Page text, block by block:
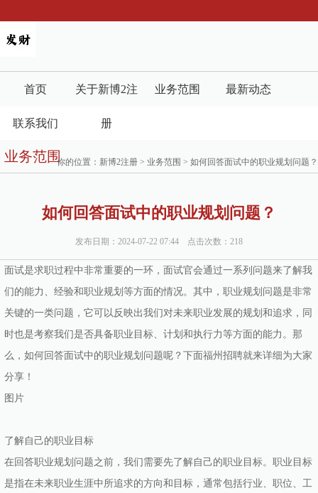
首页 关于新博2注
册
业务范围 最新动态
联系我们
业务范围你的位置： 新博2注册 > 业务范围 > 如何回答面试中的职业规划问题？
如何回答面试中的职业规划问题？
发布日期：2024-07-22 07:44 点击次数：218
面试是求职过程中非常重要的一环，面试官会通过一系列问题来了解我
们的能力、经验和职业规划等方面的情况。其中，职业规划问题是非常
关键的一类问题，它可以反映出我们对未来职业发展的规划和追求，同
时也是考察我们是否具备职业目标、计划和执行力等方面的能力。那
么，如何回答面试中的职业规划问题呢？下面福州招聘就来详细为大家
分享！
图片
了解自己的职业目标
在回答职业规划问题之前，我们需要先了解自己的职业目标。职业目标
是指在未来职业生涯中所追求的方向和目标，通常包括行业、职位、工